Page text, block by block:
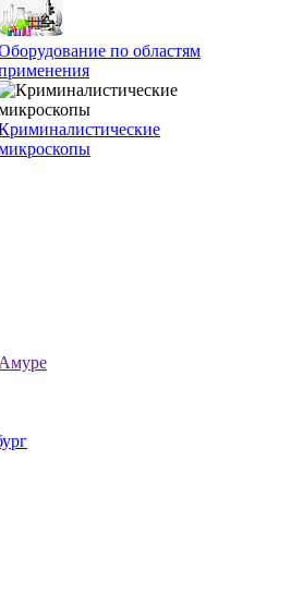
по областям